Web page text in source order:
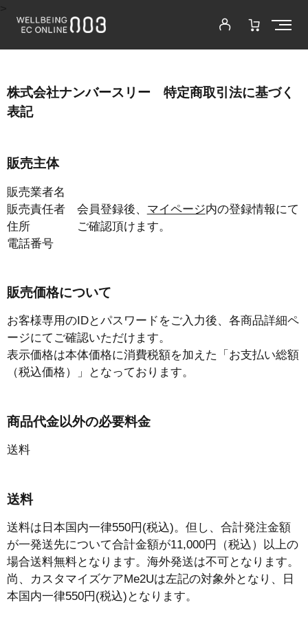
株式会社ナンバースリー 特定商取引法に基づく
表記
販売主体
販売業者名
販売責任者
住所
電話番号
会員登録後、 マイページ内の登録情報にて
ご確認頂けます。
販売価格について
お客様専用のIDとパスワードをご入力後、各商品詳細ペ
ージにてご確認いただけます。
表示価格は本体価格に消費税額を加えた「お支払い総額
（税込価格）」となっております。
商品代金以外の必要料金
送料
送料
送料は日本国内一律550円(税込)。但し、合計発注金額
が一発送先について合計金額が11,000円（税込）以上の
場合送料無料となります。海外発送は不可となります。
尚、カスタマイズケアMe2Uは左記の対象外となり、日
本国内一律550円(税込)となります。